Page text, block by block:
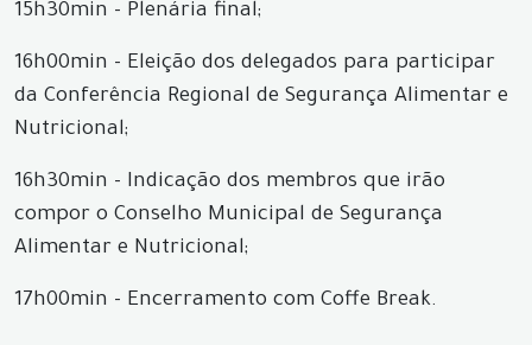
15h30min - Plenária final;
16h00min - Eleição dos delegados para participar
da Conferência Regional de Segurança Alimentar e
Nutricional;
16h30min - Indicação dos membros que irão
compor o Conselho Municipal de Segurança
Alimentar e Nutricional;
17h00min - Encerramento com Coffe Break.